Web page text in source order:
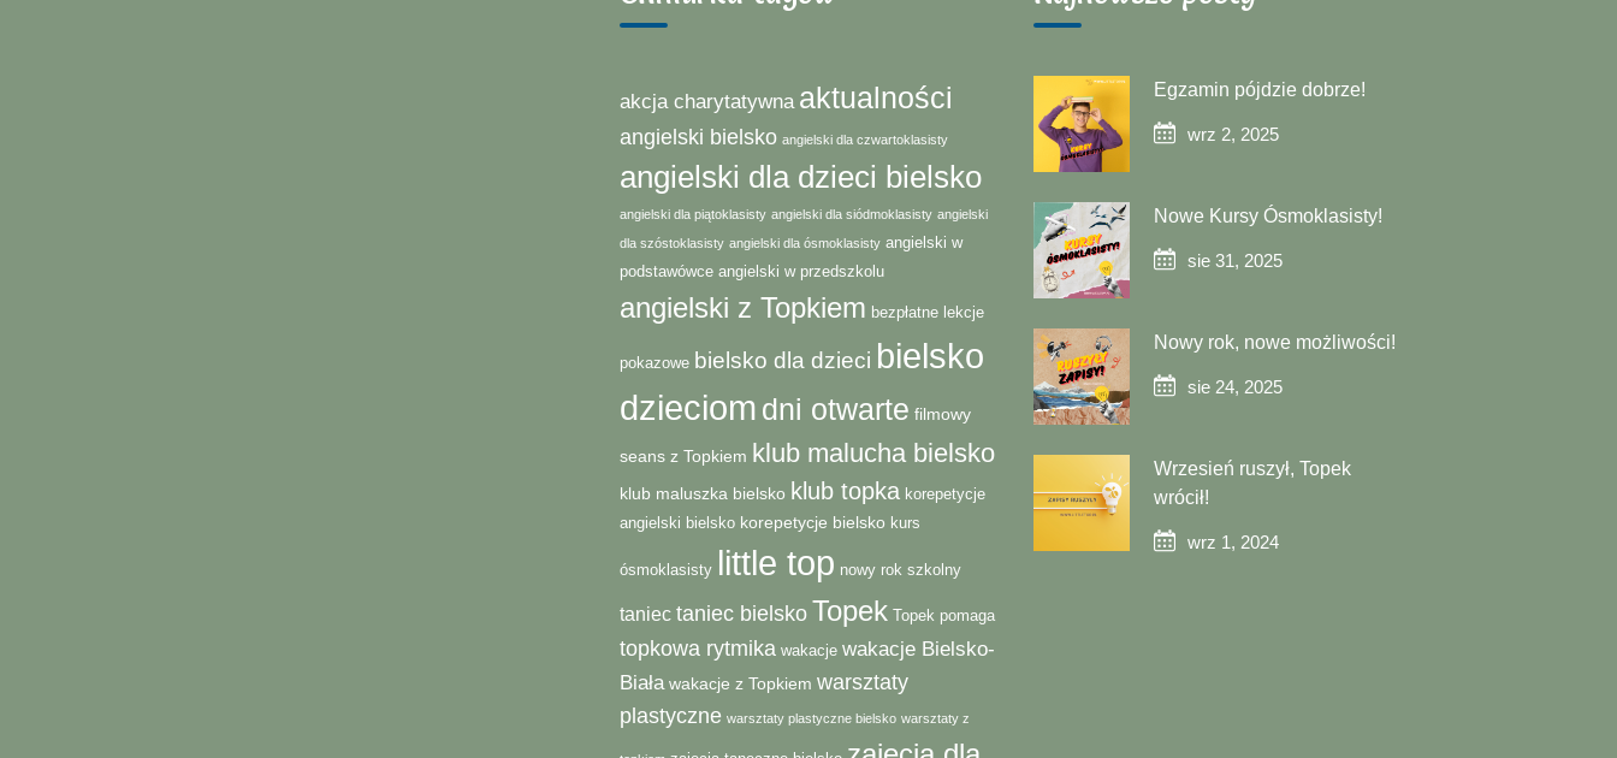
akcja charytatywna aktualności
angielski bielsko angielski dla czwartoklasisty
angielski dla dzieci bielsko
angielski dla piątoklasisty angielski dla siódmoklasisty angielski
dla szóstoklasisty angielski dla ósmoklasisty angielski w
podstawówce angielski w przedszkolu
angielski z Topkiem bezpłatne lekcje
pokazowe bielsko dla dzieci bielsko
dzieciom dni otwarte filmowy
seans z Topkiem klub malucha bielsko
klub maluszka bielsko klub topka korepetycje
angielski bielsko korepetycje bielsko kurs
ósmoklasisty little top nowy rok szkolny
taniec taniec bielsko Topek Topek pomaga
topkowa rytmika wakacje wakacje Bielsko-
Biała wakacje z Topkiem warsztaty
plastyczne warsztaty plastyczne bielsko warsztaty z
Egzamin pójdzie dobrze!
wrz 2, 2025
Nowe Kursy Ósmoklasisty!
sie 31, 2025
Nowy rok, nowe możliwości!
sie 24, 2025
Wrzesień ruszył, Topek
wrócił!
wrz 1, 2024